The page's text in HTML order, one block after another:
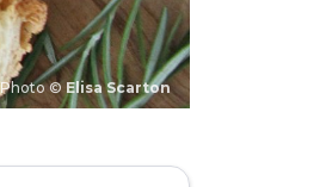
Photo © Elisa Scarton